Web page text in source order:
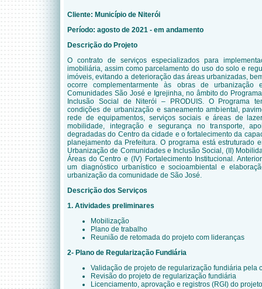
Cliente: Município de Niterói
Período: agosto de 2021 - em andamento
Descrição do Projeto
O contrato de serviços especializados para
imobiliária, assim como parcelamento do uso do solo e
imóveis, evitando a deterioração das áreas urbanizadas,
ocorre complementarmente às obras de urbanização
Comunidades São José e Igrejinha, no âmbito do
Inclusão Social de Niterói – PRODUIS. O Programa
condições de urbanização e saneamento ambiental,
rede de equipamentos, serviços sociais e áreas de
mobilidade, integração e segurança no transporte,
degradadas do Centro da cidade e o fortalecimento da
planejamento da Prefeitura. O programa está estruturado
Urbanização de Comunidades e Inclusão Social, (II)
Áreas do Centro e (IV) Fortalecimento Institucional .
um diagnóstico urbanístico e socioambiental e
urbanização da comunidade de São José.
Descrição dos Serviços
1. Atividades preliminares
Mobilização
Plano de trabalho
Reunião de retomada do projeto com lideranças
2- Plano de Regularização Fundiária
Validação de projeto de regularização fundiária pela
Revisão do projeto de regularização fundiária
Licenciamento, aprovação e registros (RGI) do